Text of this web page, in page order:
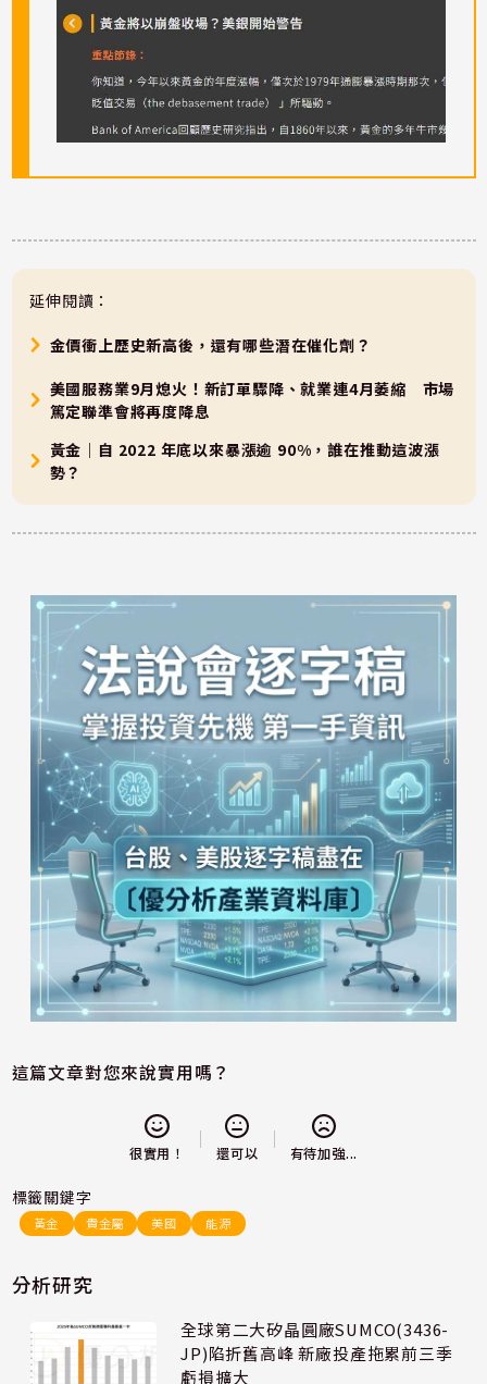
延伸閱讀：
金價衝上歷史新高後，還有哪些潛在催化劑？
美國服務業9月熄火！新訂單驟降、就業連4月萎縮 市場
篤定聯準會將再度降息
黃金｜自 2022 年底以來暴漲逾 90%，誰在推動這波漲
勢？
這篇文章對您來說實用嗎？
很實用！ 還可以 有待加強...
標籤關鍵字
黃金 貴金屬 美國 能源
分析研究
全球第二大矽晶圓廠SUMCO(3436-
JP)陷折舊高峰 新廠投產拖累前三季
虧損擴大